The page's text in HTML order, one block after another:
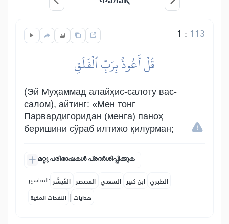
1 : 113
قُلۡ أَعُوذُ بِرَبِّ ٱلۡفَلَقِ
(Эй Муҳаммад алайҳис-салоту вас-
салом), айтинг: «Мен тонг
Парвардигоридан (менга) паноҳ
беришини сўраб илтижо қилурман;
മറ്റു പരിഭാഷകൾ പ്രദർശിപ്പിക്കുക
التفاسير: المُيسَّر المختصر السعدي ابن كثير الطبري
النفحات المكية | هدايات